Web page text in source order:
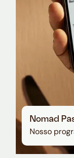
Nomad
Nosso